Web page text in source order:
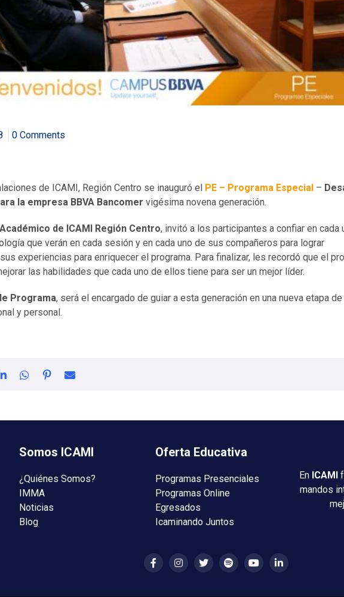
0 Comments
de ICAMI, Región Centro se inauguró el PE – Programa Especial –
la empresa BBVA Bancomer vigésima novena generación.
de ICAMI Región Centro, invitó a los participantes a confiar en cada
que verán en cada sesión y en cada uno de sus compañeros para lograr
experiencias para enriquecer el programa. Para finalizar, les recordó que el
las habilidades que cada uno de ellos tiene para ser un mejor líder.
Programa, será el encargado de guiar a esta generación en una nueva etapa de
y personal.
Somos ICAMI
¿Quiénes Somos?
IMMA
Noticias
Blog
Oferta Educativa
Programas Presenciales
Programas Online
Egresados
Icaminando Juntos
En ICAMI
mandos